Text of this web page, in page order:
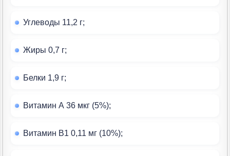
Углеводы 11,2 г;
Жиры 0,7 г;
Белки 1,9 г;
Витамин А 36 мкг (5%);
Витамин B1 0,11 мг (10%);